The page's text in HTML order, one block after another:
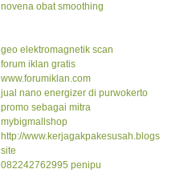
novena obat smoothing
geo elektromagnetik scan
forum iklan gratis
www.forumiklan.com
jual nano energizer di purwokerto
promo sebagai mitra
mybigmallshop
http://
site
082242762995 penipu